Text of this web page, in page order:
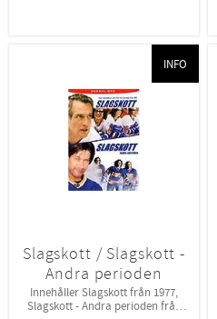
Slagskott / Slagskott -
Andra perioden
Innehåller Slagskott från 1977,
Slagskott - Andra perioden från
INFO